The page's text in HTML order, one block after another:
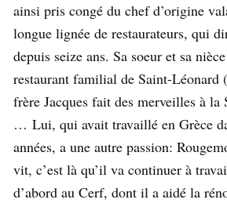
ainsi pris congé du chef d’origine
longue lignée de restaurateurs, qui
depuis seize ans. Sa soeur et sa
restaurant familial de Saint-Léonard
frère Jacques fait des merveilles à
… Lui, qui avait travaillé en Grèce
années, a une autre passion:
vit, c’est là qu’il va continuer à
d’abord au Cerf, dont il a aidé la